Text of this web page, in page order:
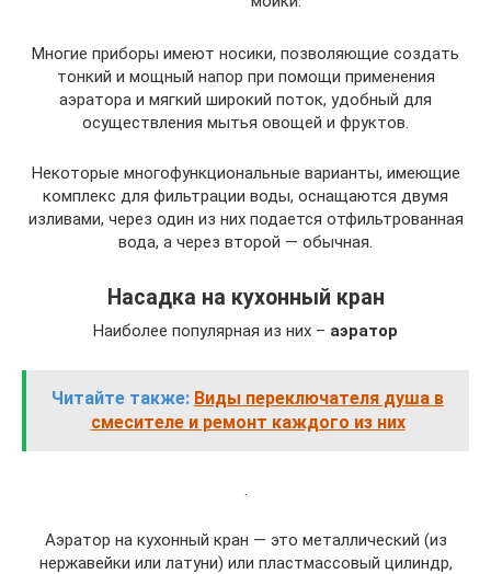
Многие приборы имеют носики, позволяющие создать
тонкий и мощный напор при помощи применения
аэратора и мягкий широкий поток, удобный для
осуществления мытья овощей и фруктов.
Некоторые многофункциональные варианты, имеющие
комплекс для фильтрации воды, оснащаются двумя
изливами, через один из них подается отфильтрованная
вода, а через второй — обычная.
Насадка на кухонный кран
Наиболее популярная из них – аэратор
Читайте также: Виды переключателя душа в
смесителе и ремонт каждого из них
Аэратор на кухонный кран — это металлический (из
нержавейки или латуни) или пластмассовый цилиндр,